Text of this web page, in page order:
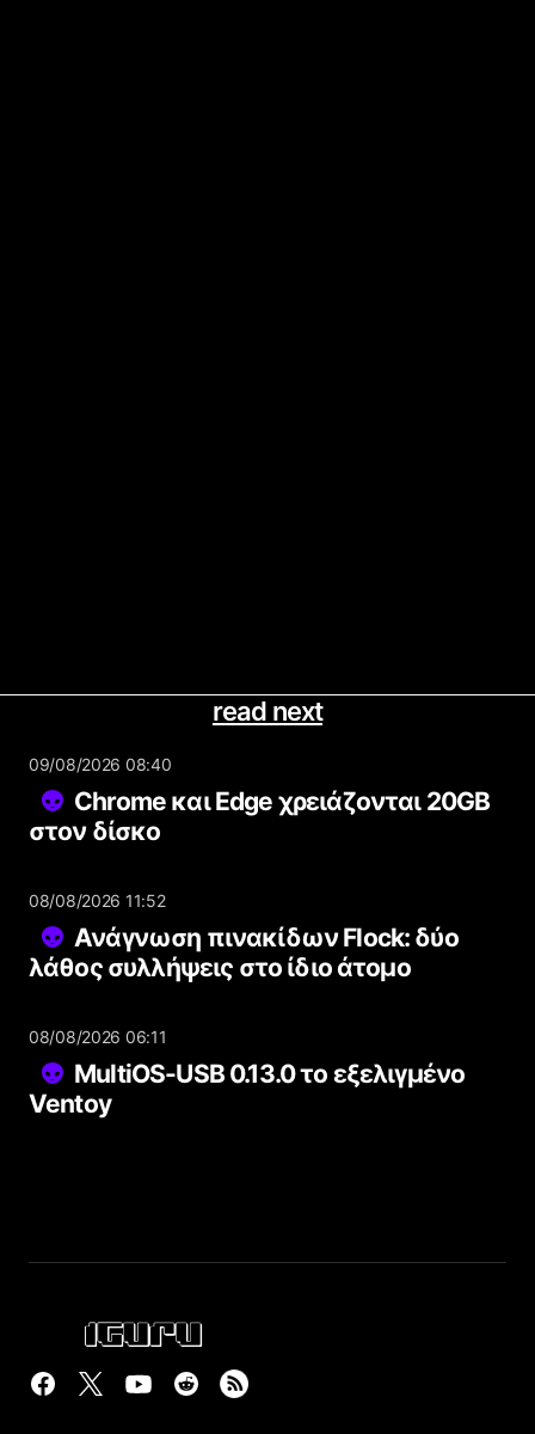
read next
09/08/2026 08:40
Chrome και Edge χρειάζονται 20GB
στον δίσκο
08/08/2026 11:52
Ανάγνωση πινακίδων Flock: δύο
λάθος συλλήψεις στο ίδιο άτομο
08/08/2026 06:11
MultiOS-USB 0.13.0 το εξελιγμένο
Ventoy